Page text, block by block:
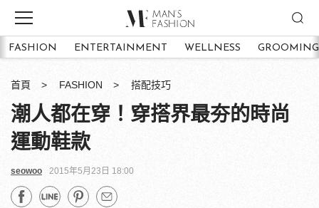
FASHION ENTERTAINMENT WELLNESS GROOMING
首頁 FASHION 搭配技巧
潮人都在穿！穿搭界最夯的時尚
運動鞋款
seowoo 2015年5月23日 18:00